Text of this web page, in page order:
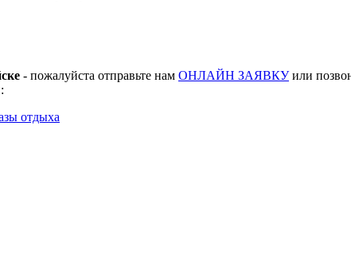
- пожалуйста отправьте нам ОНЛАЙН ЗАЯВКУили
отдыха